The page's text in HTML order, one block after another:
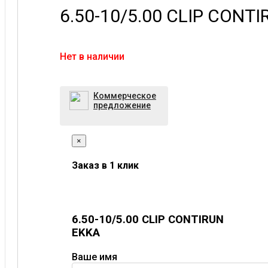
6.50-10/5.00 CLIP
Нет в наличии
Коммерческое
предложение
×
Заказ в 1 клик
6.50-10/5.00 CLIP CONTIRUN
EKKA
Ваше имя